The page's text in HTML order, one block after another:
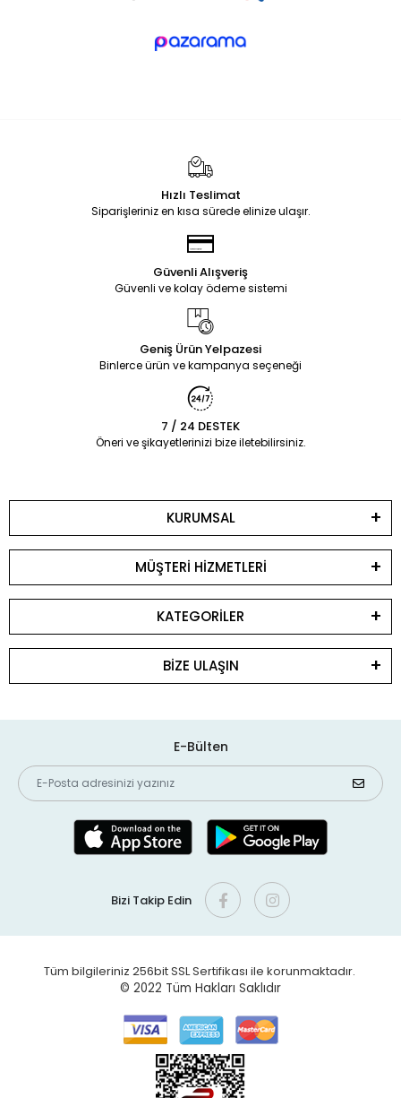
Hızlı Teslimat
Siparişleriniz en kısa sürede elinize ulaşır.
Güvenli Alışveriş
Güvenli ve kolay ödeme sistemi
Geniş Ürün Yelpazesi
Binlerce ürün ve kampanya seçeneği
7 / 24 DESTEK
Öneri ve şikayetlerinizi bize iletebilirsiniz.
KURUMSAL
MÜŞTERİ HİZMETLERİ
KATEGORİLER
BİZE ULAŞIN
E-Bülten
Bizi Takip Edin
Tüm bilgileriniz 256bit SSL Sertifikası ile korunmaktadır.
© 2022 Tüm Hakları Saklıdır